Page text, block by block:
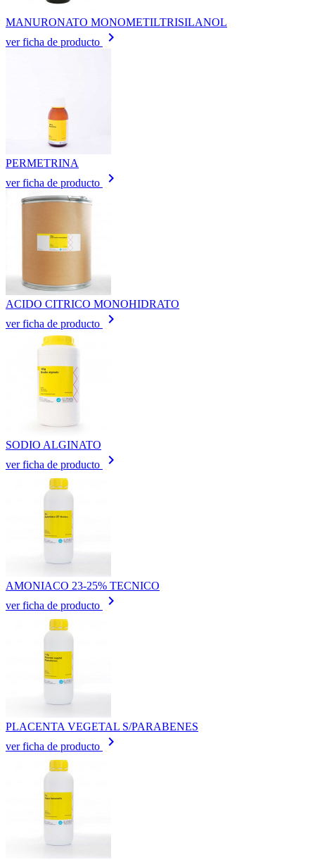
MANURONATO MONOMETILTRISILANOL
ver ficha de producto
keyboard_arrow_right
PERMETRINA
ver ficha de producto
keyboard_arrow_right
ACIDO CITRICO MONOHIDRATO
ver ficha de producto
keyboard_arrow_right
SODIO ALGINATO
ver ficha de producto
keyboard_arrow_right
AMONIACO 23-25% TECNICO
ver ficha de producto
keyboard_arrow_right
PLACENTA VEGETAL S/PARABENES
ver ficha de producto
keyboard_arrow_right